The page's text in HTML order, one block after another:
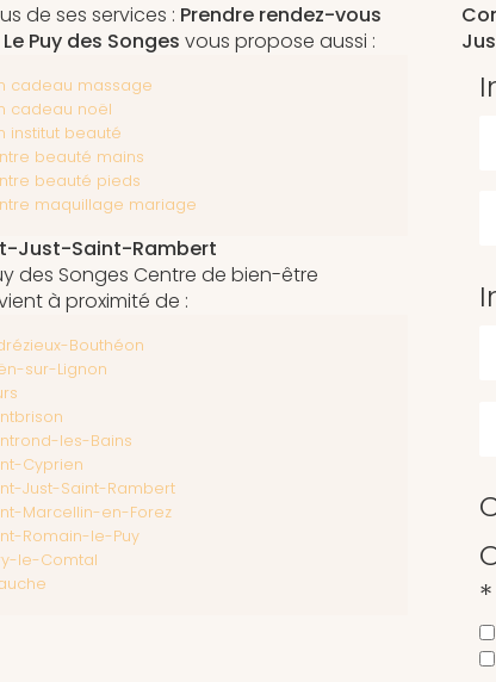
de ses services : Prendre rendez-vous
Puy des Songes vous propose aussi :
cadeau massage
cadeau noël
institut beauté
beauté mains
beauté pieds
maquillage mariage
Just-Saint-Rambert
des Songes Centre de bien-être
à proximité de :
Bouthéon
sur-Lignon
les-Bains
Cyprien
Just-Saint-Rambert
Marcellin-en-Forez
Romain-le-Puy
le-Comtal
*